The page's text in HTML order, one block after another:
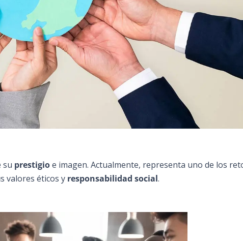
su prestigioe imagen. Actualmente, representa uno de los
valores éticos y responsabilidad social.